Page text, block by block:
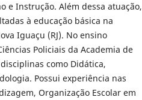
e Instrução. Além dessa atuação,
à educação básica na
Iguaçu (RJ). No ensino
Policiais da Academia de
como Didática,
Possui experiência nas
Organização Escolar em